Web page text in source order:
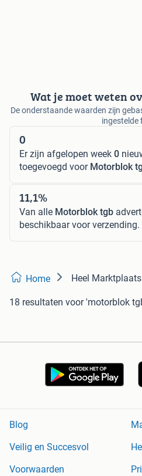
Wat je moet weten
De onderstaande waarden zijn
ingestelde
0
Er zijn afgelopen week 0
toegevoegd voor Motorblok
11,1%
Van alle Motorblok tgb
beschikbaar voor verzending.
Home Heel Marktplaats
18 resultaten voor 'motorblok
Blog
Veilig en Succesvol
Voorwaarden